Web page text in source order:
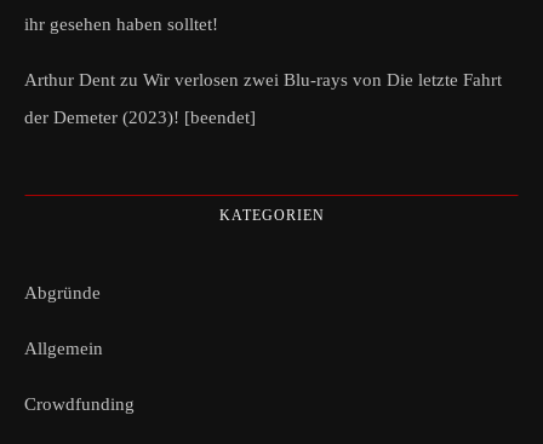
ihr gesehen haben solltet!
Arthur Dent zu Wir verlosen zwei Blu-rays von Die letzte Fahrt
der Demeter (2023)! [beendet]
KATEGORIEN
Abgründe
Allgemein
Crowdfunding